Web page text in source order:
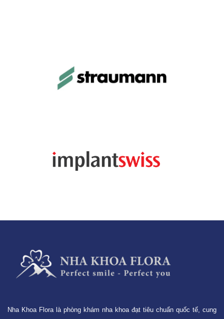
Nha Khoa Flora là phòng khám nha khoa đạt tiêu chuẩn quốc tế, cung